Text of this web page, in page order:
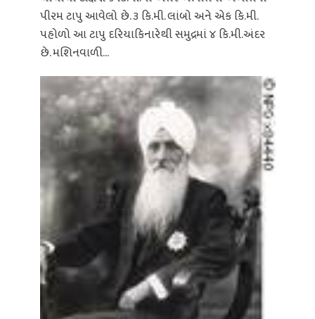
પીરમ ટાપુ આવેલો છે. ૩ કિ.મી. લાંબો અને એક કિ.મી.
પહોળો આ ટાપુ દરિયાકિનારેથી સમુદ્રમાં ૪ કિ.મી.અંદર
છે. મશિનવાળી...